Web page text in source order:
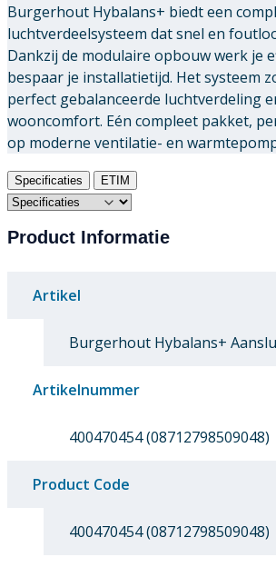
Burgerhout Hybalans+ biedt een
luchtverdeelsysteem dat snel en
Dankzij de modulaire opbouw werk je
bespaar je installatietijd. Het systeem
perfect gebalanceerde luchtverdeling
wooncomfort. Eén compleet pakket,
op moderne ventilatie- en
Specificaties ETIM
Product Informatie
Artikel
Burgerhout Hybalans+
Artikelnummer
400470454 (08712798509048)
Product Code
400470454 (08712798509048)